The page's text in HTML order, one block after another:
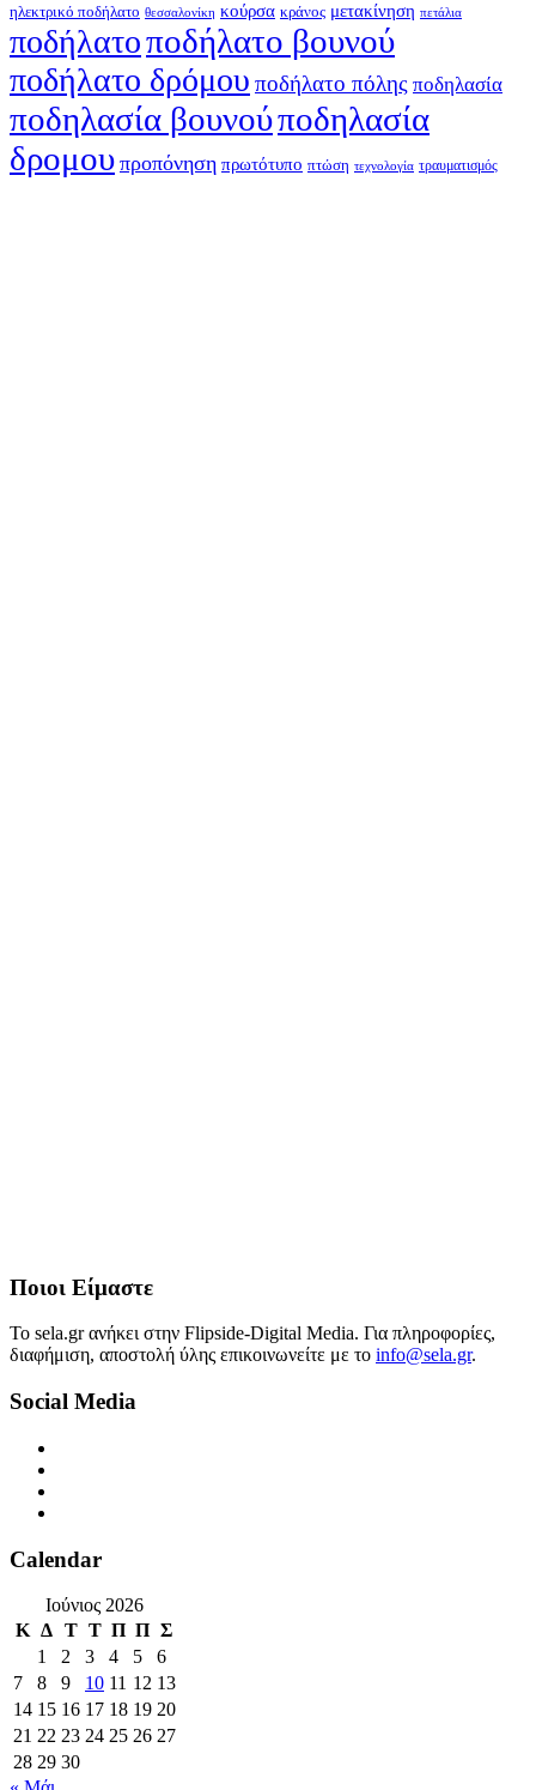
ηλεκτρικό ποδήλατο θεσσαλονίκη κούρσα κράνος μετακίνηση πετάλια
ποδήλατοποδήλατο βουνού
ποδήλατο δρόμου ποδήλατο πόλης ποδηλασία
ποδηλασία βουνούποδηλασία
δρομου προπόνηση πρωτότυπο πτώση τεχνολογία τραυματισμός
Ποιοι Είμαστε
Το sela.gr ανήκει στην Flipside-Digital Media. Για πληροφορίες,
διαφήμιση, αποστολή ύλης επικοινωνείτε με το info@sela.gr.
Social Media
Calendar
Ιούνιος 2026
Κ Δ Τ Τ Π Π Σ
1
2 3 4 5
6
7
8 9 10 11 12 13
14 15 16 17 18 19 20
21 22 23 24 25 26 27
28 29 30